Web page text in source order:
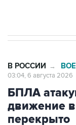
В РОССИИ →
03:04, 6 августа 2026
БПЛА
движение
перекрыто